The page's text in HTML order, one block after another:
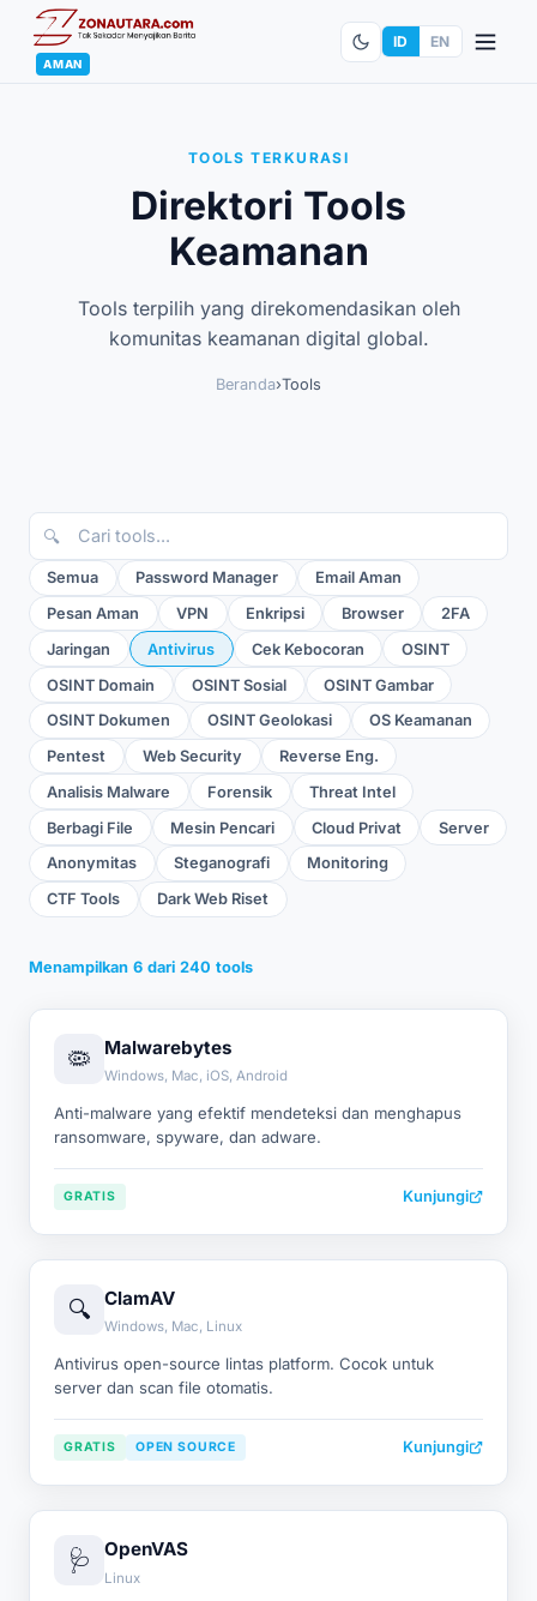
AMAN
ID EN
TOOLS TERKURASI
Direktori Tools
Keamanan
Tools terpilih yang direkomendasikan oleh
komunitas keamanan digital global.
Beranda›Tools
🔍
Semua Password Manager
Email Aman
Pesan Aman
VPN Enkripsi Browser
2FA
Jaringan
Antivirus Cek Kebocoran
OSINT
OSINT Domain
OSINT Sosial
OSINT Gambar
OSINT Dokumen
OSINT Geolokasi
OS Keamanan
Pentest
Web Security
Reverse Eng.
Analisis Malware
Forensik
Threat Intel
Berbagi File
Mesin Pencari Cloud Privat
Server
Anonymitas
Steganografi
Monitoring
CTF Tools
Dark Web Riset
Menampilkan 6 dari 240 tools
🦠 Malwarebytes
Windows, Mac, iOS, Android
Anti-malware yang efektif mendeteksi dan menghapus
ransomware, spyware, dan adware.
GRATIS Kunjungi
🔍 ClamAV
Windows, Mac, Linux
Antivirus open-source lintas platform. Cocok untuk
server dan scan file otomatis.
GRATIS OPEN SOURCE Kunjungi
🩺 OpenVAS
Linux